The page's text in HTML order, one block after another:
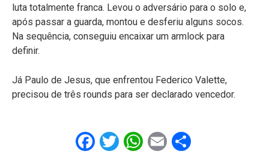
luta totalmente franca. Levou o adversário para o solo e,
após passar a guarda, montou e desferiu alguns socos.
Na sequência, conseguiu encaixar um armlock para
definir.
Já Paulo de Jesus, que enfrentou Federico Valette,
precisou de três rounds para ser declarado vencedor.
Facebook
Twitter
WhatsApp
EmailShare